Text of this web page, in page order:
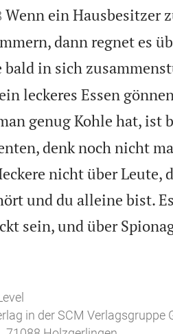
Wenn ein Hausbesitzer
dann regnet es
bald in sich
leckeres Essen
genug Kohle hat, ist
denk noch nicht
nicht über Leute,
und du alleine bist.
sein, und über
in der SCM Verlagsgruppe